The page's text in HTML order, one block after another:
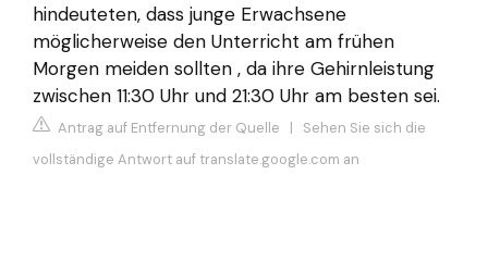
hindeuteten, dass junge Erwachsene
möglicherweise den Unterricht am frühen
Morgen meiden sollten , da ihre Gehirnleistung
zwischen 11:30 Uhr und 21:30 Uhr am besten sei.
Antrag auf Entfernung der Quelle | Sehen Sie sich die
vollständige Antwort auf translate.google.com an